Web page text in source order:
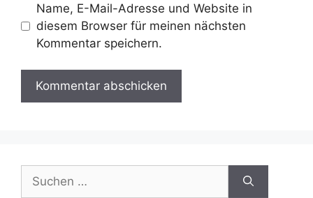
Name, E-Mail-Adresse und Website in
diesem Browser für meinen nächsten
Kommentar speichern.
Suchen
nach: